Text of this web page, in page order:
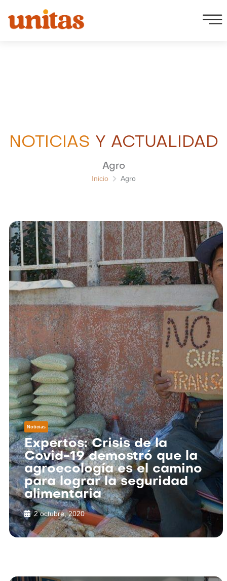
contenido
NOTICIAS Y ACTUALIDAD
Agro
Inicio Agro
Noticias
Expertos: Crisis de la
Covid-19 demostró que la
agroecología es el camino
para lograr la seguridad
alimentaria
2 octubre, 2020